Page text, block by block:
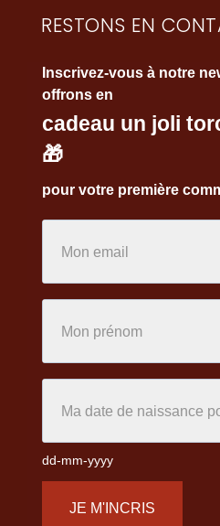
RESTONS EN
Inscrivez-vous à notre
offrons en
cadeau un joli
🎁
pour votre première
dd-mm-yyyy
JE M'INCRIS